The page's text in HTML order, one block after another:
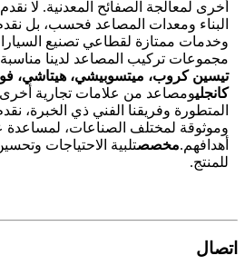
أخرى لمعالجة الصفائح المعدنية. لا
البناء ومعدات المصاعد فحسب، بل
وخدمات ممتازة لقطاعي تصنيع
مجموعات تركيب المصاعد لدينا مناسبة
تيسين كروب، ميتسوبيشي، هيتاشي،
كانجليومصاعد من علامات تجارية
المتطورة وفريقنا الفني ذي الخبرة،
وموثوقة لمختلف الصناعات، لمساعدة
أهدافهم.مخصصتلبية الاحتياجات
للمنتج.
اتصال